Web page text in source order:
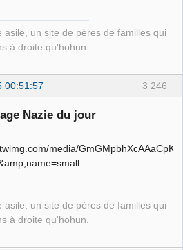
asile, un site de pères de familles qui
à droite qu'hohun.
3 246
00:51:57
Nazie du jour
asile, un site de pères de familles qui
à droite qu'hohun.